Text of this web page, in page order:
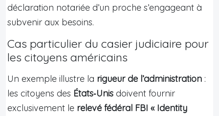
déclaration notariée d’un proche s’engageant à
subvenir aux besoins.
Cas particulier du casier judiciaire pour
les citoyens américains
Un exemple illustre la rigueur de l’administration :
les citoyens des États‑Unis doivent fournir
exclusivement le relevé fédéral FBI « Identity